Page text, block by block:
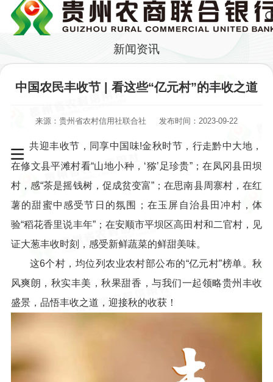
新闻资讯
中国农民丰收节 | 看这些“亿元村”的丰收之道
来源：贵州省农村信用社联合社 发布时间：2023-09-22
共迎丰收节，同享中国味!金秋时节，行走黔中大地，
在修文县平滩村看“山地小种，‘猕’足珍贵”；在凤冈县田坝
村，感“茶是摇钱树，促成贫变富”；在思南县周寨村，在红
薯的甜蜜中感受节日的氛围；在玉屏自治县田冲村，体
验“稻花香里说丰年”；在安顺市平坝区高田村和二官村，见
证大葱丰收时刻，感受新鲜蔬菜的鲜甜美味。
这6个村，均位列农业农村部公布的“亿元村”榜单。秋
风爽朗，秋实丰美，秋果甜香，与我们一起领略贵州丰收
盛景，品悟丰收之道，迎接秋的收获！